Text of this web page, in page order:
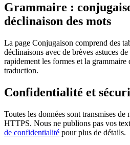
Grammaire :
déclinaison des mots
La page Conjugaison comprend des
déclinaisons avec de brèves astuces
rapidement les formes et la grammaire
traduction.
Confidentialité et
Toutes les données sont transmises de
HTTPS. Nous ne publions pas vos
de confidentialité pour plus de détails.